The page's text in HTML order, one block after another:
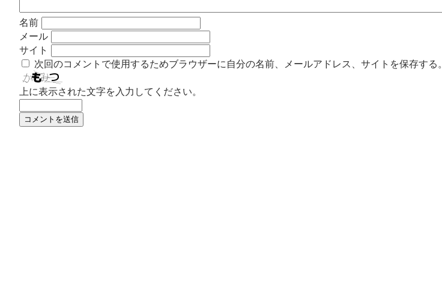
名前
メール
サイト
次回のコメントで使用するためブラウザーに自分の名前、メールアドレス、サイトを保存する。
上に表示された文字を入力してください。